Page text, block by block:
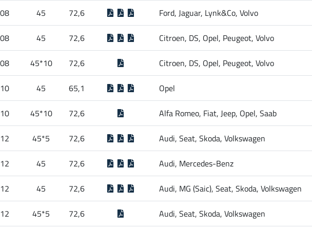
45 72,6 Ford, Jaguar, Lynk&Co, Volvo
45 72,6 Citroen, DS, Opel, Peugeot, Volvo
45*10 72,6 Citroen, DS, Opel, Peugeot, Volvo
45 65,1 Opel
45*10 72,6 Alfa Romeo, Fiat, Jeep, Opel, Saab
45*5 72,6 Audi, Seat, Skoda, Volkswagen
45 72,6 Audi, Mercedes-Benz
45 72,6 Audi, MG (Saic), Seat, Skoda, Volkswagen
45*5 72,6 Audi, Seat, Skoda, Volkswagen